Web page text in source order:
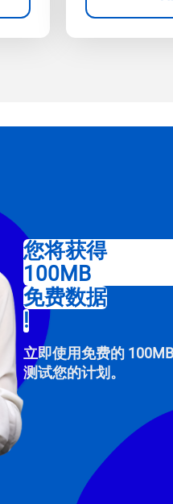
How
To get
Then,
provide
in your
您将获得
100MB
免费数据
!
立即使用免费的 100MB
测试您的计划。